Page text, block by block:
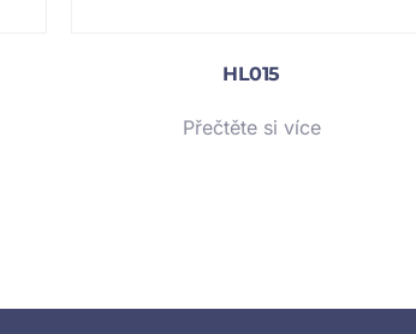
HL015
Přečtěte si více